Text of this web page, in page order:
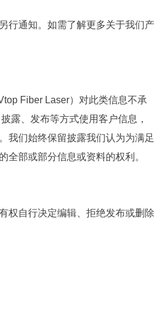
行通知。如需了解更多关于我们产
Fiber Laser）对此类信息不承
露、发布等方式使用客户信息，
我们始终保留披露我们认为为满足
部或部分信息或资料的权利。
权自行决定编辑、拒绝发布或删除